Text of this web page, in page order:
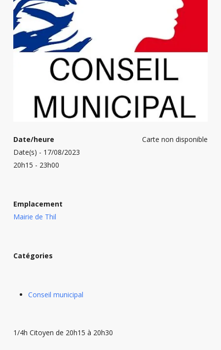
Carte non disponible
Date/heure
Date(s) - 17/08/2023
20h15 - 23h00
Emplacement
Mairie de Thil
Catégories
Conseil municipal
1/4h Citoyen de 20h15 à 20h30